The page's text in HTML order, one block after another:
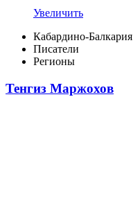
Увеличить
Кабардино-Балкария
Писатели
Регионы
Тенгиз Маржохов